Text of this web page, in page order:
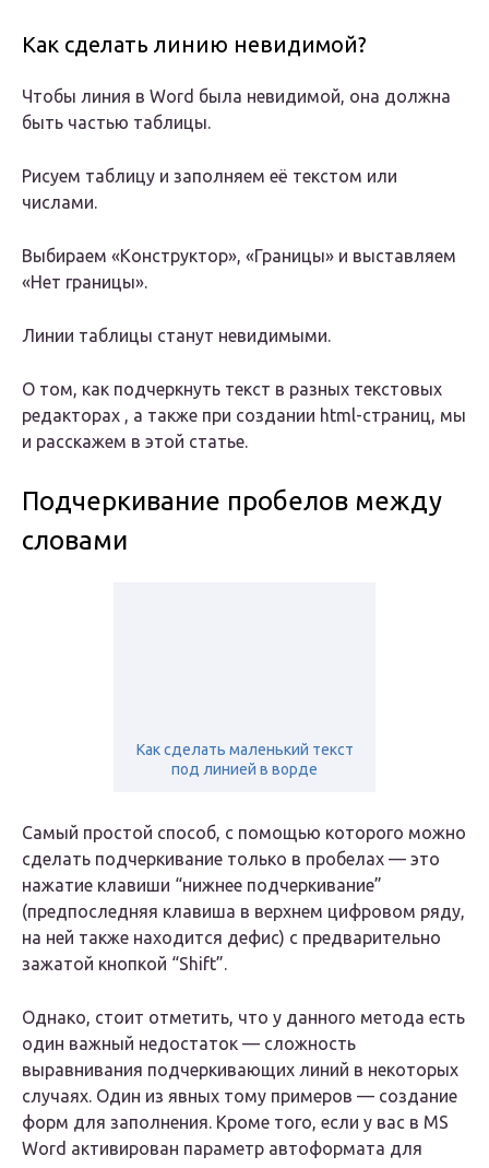
Как сделать линию невидимой?
Чтобы линия в Word была невидимой, она должна
быть частью таблицы.
Рисуем таблицу и заполняем её текстом или
числами.
Выбираем «Конструктор», «Границы» и выставляем
«Нет границы».
Линии таблицы станут невидимыми.
О том, как подчеркнуть текст в разных текстовых
редакторах , а также при создании html-страниц, мы
и расскажем в этой статье.
Подчеркивание пробелов между
словами
Как сделать маленький текст
под линией в ворде
Самый простой способ, с помощью которого можно
сделать подчеркивание только в пробелах — это
нажатие клавиши “нижнее подчеркивание”
(предпоследняя клавиша в верхнем цифровом ряду,
на ней также находится дефис) с предварительно
зажатой кнопкой “Shift”.
Однако, стоит отметить, что у данного метода есть
один важный недостаток — сложность
выравнивания подчеркивающих линий в некоторых
случаях. Один из явных тому примеров — создание
форм для заполнения. Кроме того, если у вас в MS
Word активирован параметр автоформата для